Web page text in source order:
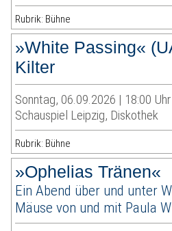
Rubrik: Bühne
»White Passing«
Kilter
Sonntag, 06.09.2026 | 18:00 Uhr
Schauspiel Leipzig, Diskothek
Rubrik: Bühne
»Ophelias Tränen«
Ein Abend über und unter
Mäuse von und mit Paula